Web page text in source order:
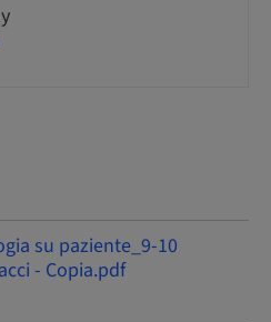
su paziente_9-10
- Copia.pdf